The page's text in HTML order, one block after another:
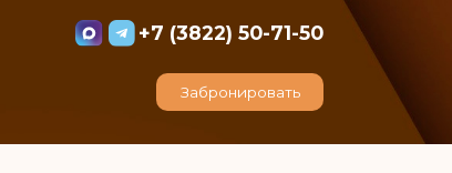
+7 (3822) 50-71-50
Забронировать